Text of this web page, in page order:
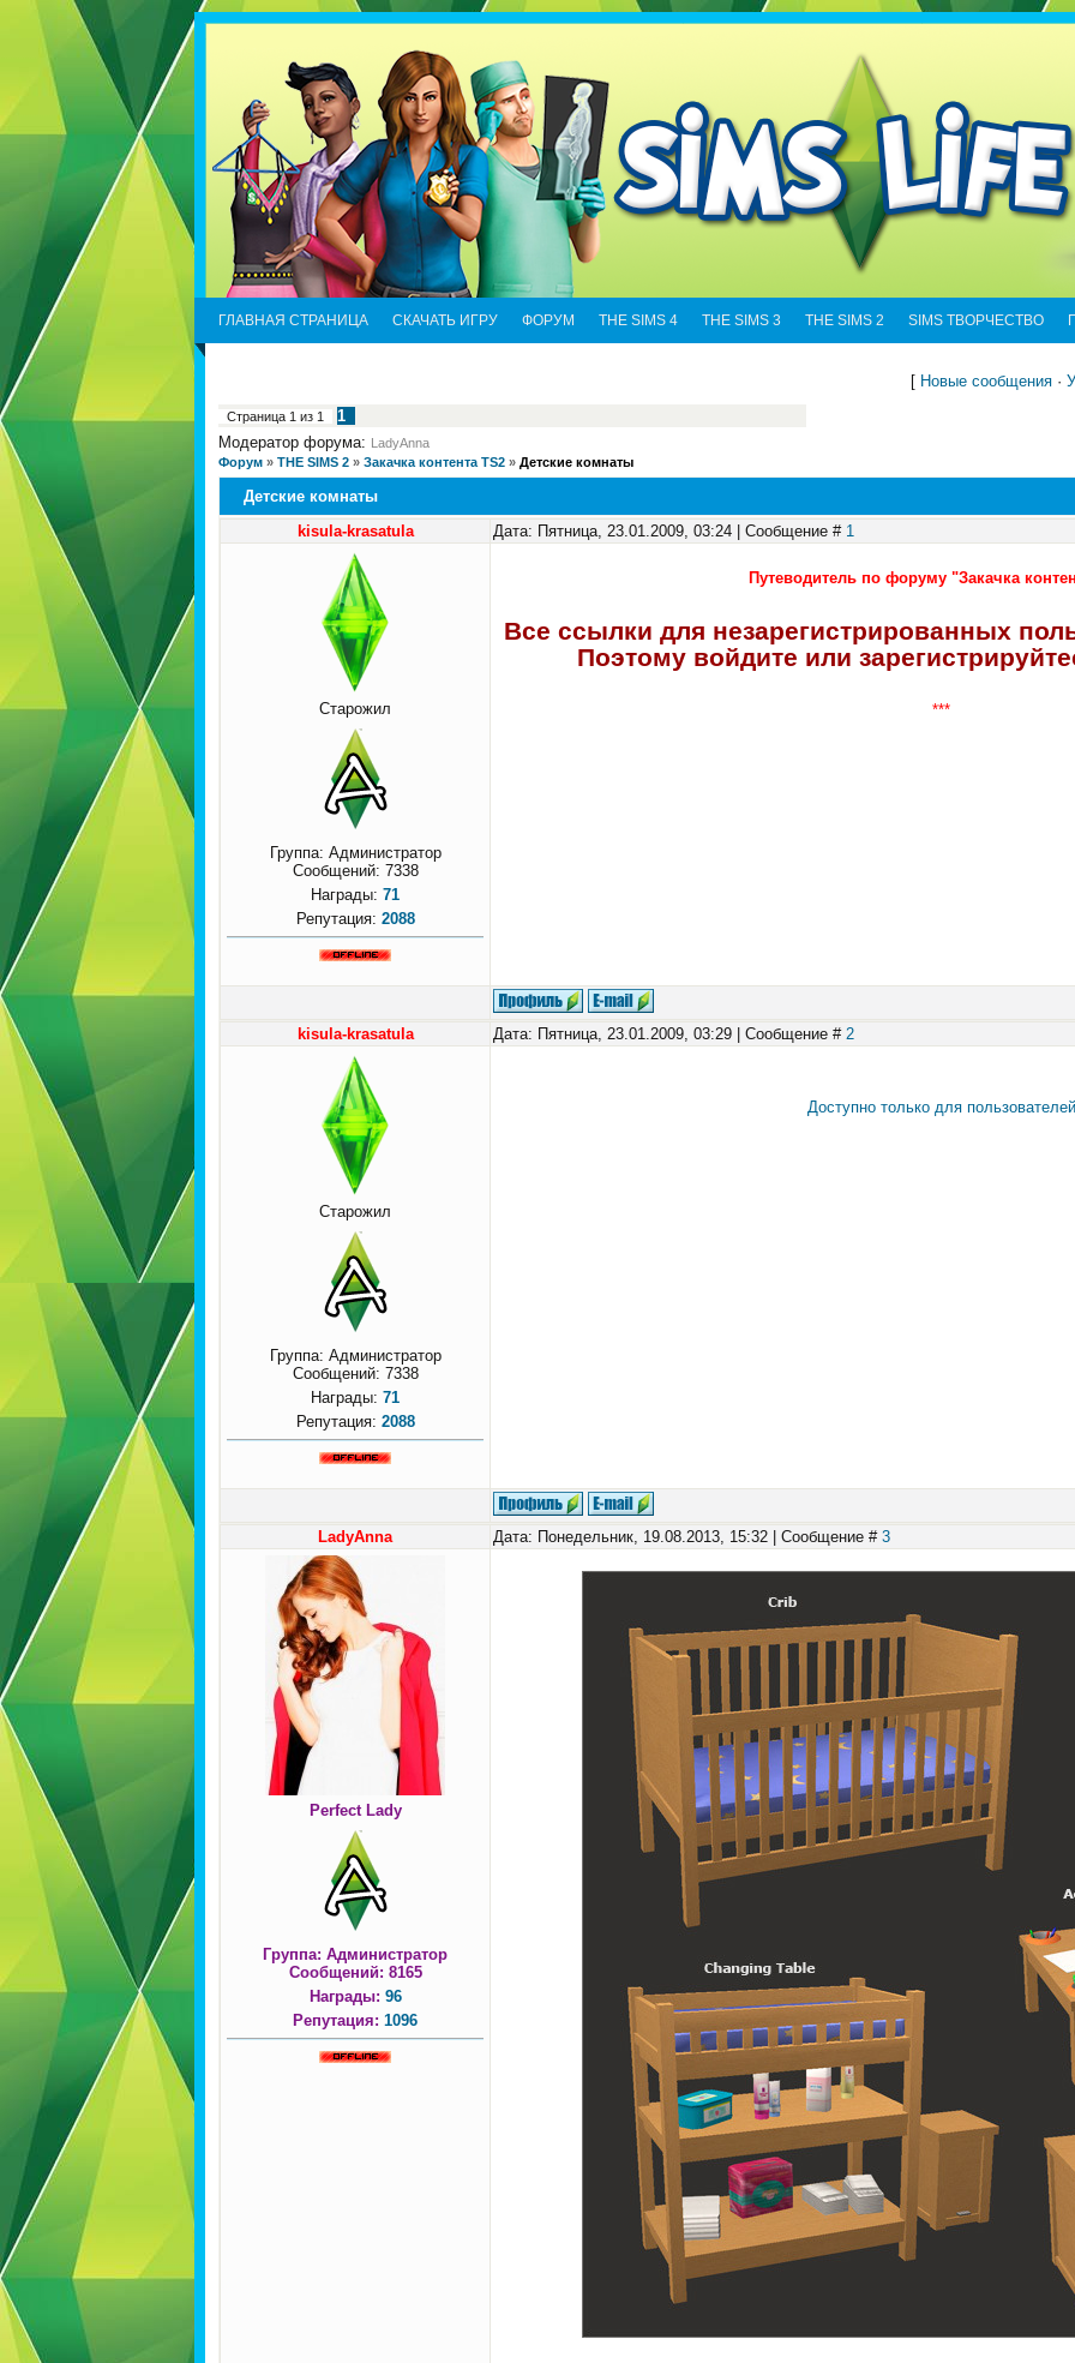
ГЛАВНАЯ СТРАНИЦА СКАЧАТЬ ИГРУ ФОРУМ THE SIMS 4 THE SIMS 3 THE SIMS 2 SIMS ТВОРЧЕСТВО
[ Новые сообщения ·
Страница 1 из 1
1
Модератор форума: LadyAnna
Форум » THE SIMS 2 » Закачка контента TS2 » Детские комнаты
Детские комнаты
kisula-krasatula
Дата: Пятница, 23.01.2009, 03:24 | Сообщение # 1
Старожил
Группа: Администратор
Сообщений: 7338
Награды: 71
Репутация: 2088
Путеводитель по форуму "Закачка
Все ссылки для незарегистрированных
Поэтому войдите или
***
kisula-krasatula Дата: Пятница, 23.01.2009, 03:29 | Сообщение # 2
Старожил
Группа: Администратор
Сообщений: 7338
Награды: 71
Репутация: 2088
Доступно только для пользователей
LadyAnna Дата: Понедельник, 19.08.2013, 15:32 | Сообщение # 3
Perfect Lady
Группа: Администратор
Сообщений: 8165
Награды: 96
Репутация: 1096